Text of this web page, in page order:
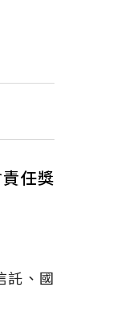
任獎
託、國